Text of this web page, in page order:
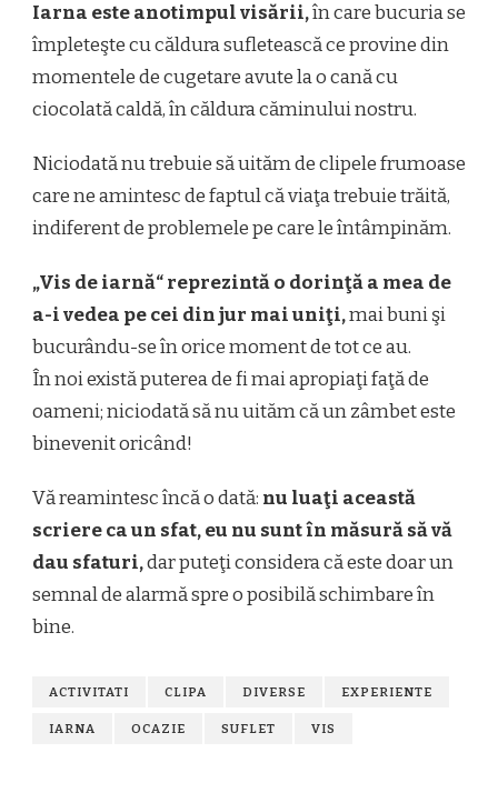
Iarna este anotimpul visării,în care bucuria se
împleteşte cu căldura sufletească ce provine din
momentele de cugetare avute la o cană cu
ciocolată caldă, în căldura căminului nostru.
Niciodată nu trebuie să uităm de clipele frumoase
care ne amintesc de faptul că viaţa trebuie trăită,
indiferent de problemele pe care le întâmpinăm.
„Vis de iarnă“ reprezintă o dorinţă a mea de
a-i vedea pe cei din jur mai uniţi,mai buni şi
bucurându-se în orice moment de tot ce au.
În noi există puterea de fi mai apropiaţi faţă de
oameni; niciodată să nu uităm că un zâmbet este
binevenit oricând!
Vă reamintesc încă o dată: nu luaţi această
scriere ca un sfat, eu nu sunt în măsură să vă
dau sfaturi,dar puteţi considera că este doar un
semnal de alarmă spre o posibilă schimbare în
bine.
ACTIVITATI CLIPA DIVERSE EXPERIENTE
IARNA OCAZIE SUFLET VIS